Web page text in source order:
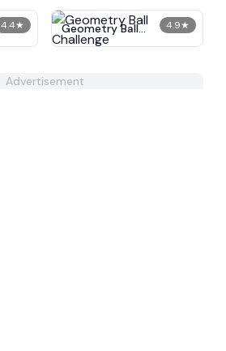
4.4★ 4.9★
Geometry Ball
Challenge
Advertisement